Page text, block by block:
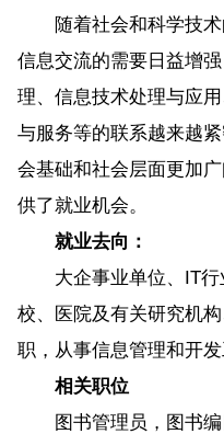
随着社会和科学技术
信息交流的需要日益增
理、信息技术处理与应
与服务等的联系越来越
会基础和社会层面更加
供了就业机会。
就业去向：
大企事业单位、IT行
校、医院及有关研究机
职，从事信息管理和开发
相关职位
图书管理员，图书编